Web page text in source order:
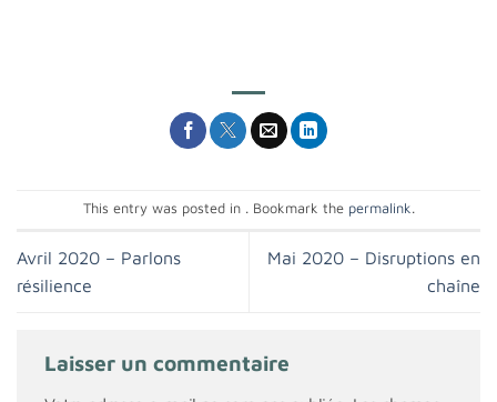
This entry was posted in . Bookmark the permalink.
Avril 2020 – Parlons
résilience
Mai 2020 – Disruptions en
chaîne
Laisser un commentaire